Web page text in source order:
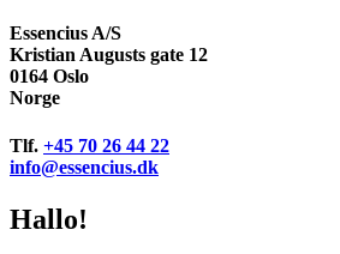
Essencius A/S
Kristian Augusts gate 12
0164 Oslo
Norge
Tlf. +45 70 26 44 22
info@essencius.dk
Hallo!